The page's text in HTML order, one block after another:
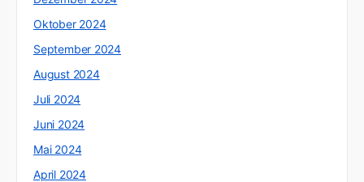
Oktober 2024
September 2024
August 2024
Juli 2024
Juni 2024
Mai 2024
April 2024